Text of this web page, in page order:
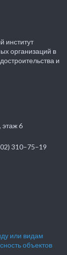
институт
организаций в
и
этаж 6
310–75–19
или видам
объектов